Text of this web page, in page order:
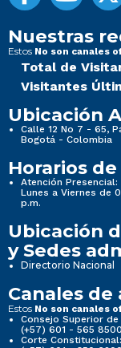
Nuestras
Estos No son canales
Total de
Visitantes
Ubicación
Calle 12 No 7 - 65,
Bogotá - Colombia
Horarios
Atención Presencial:
Lunes a Viernes de
p.m.
Ubicación
y Sedes
Directorio Nacional
Canales
Estos No son canales
Consejo Superior
(+57) 601 - 565 8500
Corte Constitucional: